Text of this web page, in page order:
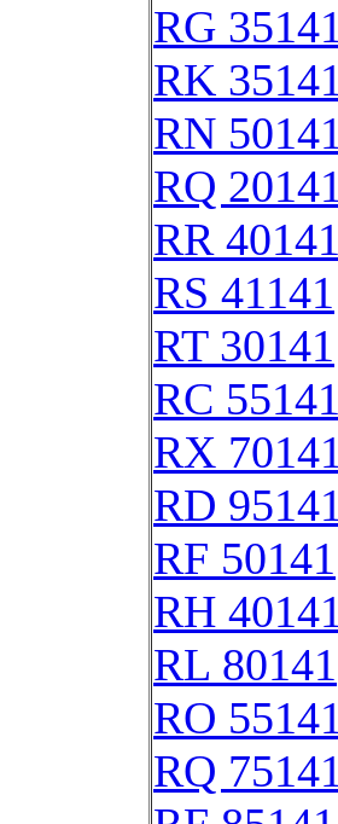
RG
RK
RN
RQ
RR
RS 41141
RT 30141
RC
RX
RD
RF 50141
RH
RL 80141
RO
RQ